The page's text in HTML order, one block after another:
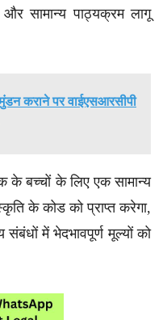
सामान्य पाठ्यक्रम लागू
कराने पर वाईएसआरसीपी
के बच्चों के लिए एक सामान्य
के कोड को प्राप्त करेगा,
में भेदभावपूर्ण मूल्यों को